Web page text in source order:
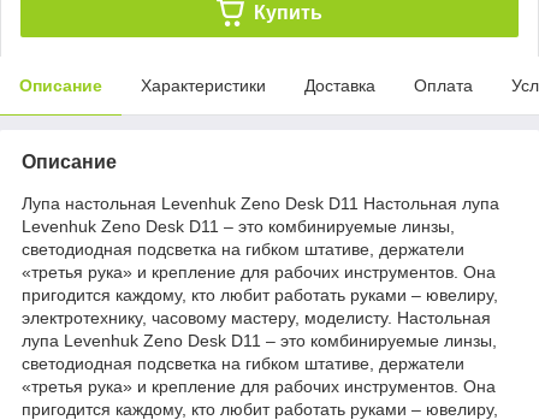
Купить
Описание Характеристики Доставка Оплата
Описание
Лупа настольная Levenhuk Zeno Desk D11 Настольная лупа
Levenhuk Zeno Desk D11 – это комбинируемые линзы,
светодиодная подсветка на гибком штативе, держатели
«третья рука» и крепление для рабочих инструментов. Она
пригодится каждому, кто любит работать руками – ювелиру,
электротехнику, часовому мастеру, моделисту. Настольная
лупа Levenhuk Zeno Desk D11 – это комбинируемые линзы,
светодиодная подсветка на гибком штативе, держатели
«третья рука» и крепление для рабочих инструментов. Она
пригодится каждому, кто любит работать руками – ювелиру,